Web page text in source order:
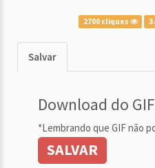
2700 cliques 3
Salvar
Download do GIF
*Lembrando que GIF não
SALVAR